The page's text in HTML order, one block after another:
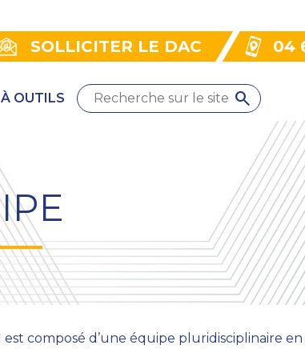
SOLLICITER LE DAC 04
OUTILS
est composé d’une équipe pluridisciplinaire